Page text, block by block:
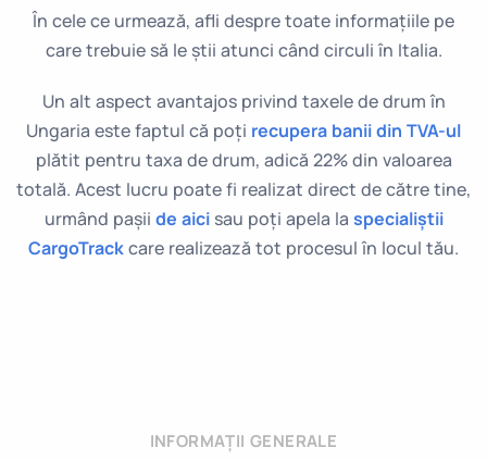
În cele ce urmează, afli despre toate informațiile pe
care trebuie să le știi atunci când circuli în Italia.
Un alt aspect avantajos privind taxele de drum în
Ungaria este faptul că poți recupera banii din TVA-ul
plătit pentru taxa de drum, adică 22% din valoarea
totală. Acest lucru poate fi realizat direct de către tine,
urmând pașii de aicisau poți apela la specialiștii
CargoTrackcare realizează tot procesul în locul tău.
INFORMAȚII GENERALE